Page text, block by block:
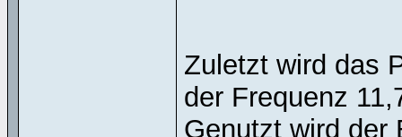
Zuletzt wird das
der Frequenz
Genutzt wird der